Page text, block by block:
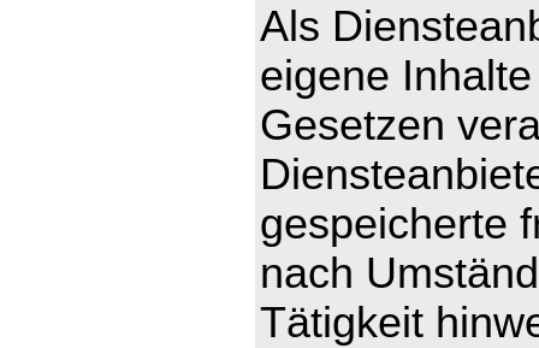
Als
eigene
Gesetzen
gespeicherte
nach
Tätigkeit